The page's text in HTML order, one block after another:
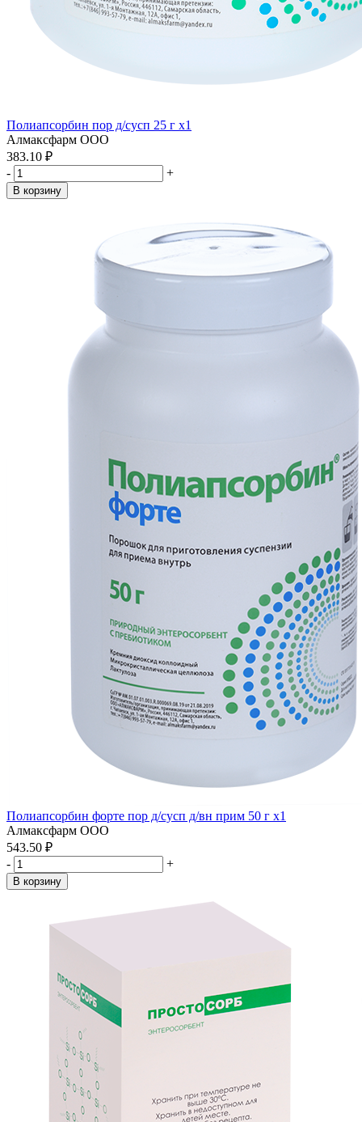
Полиапсорбин пор д/сусп 25 г x1
Алмаксфарм ООО
383.10 ₽
-
+
В корзину
Полиапсорбин форте пор д/сусп д/вн прим 50 г x1
Алмаксфарм ООО
543.50 ₽
-
+
В корзину